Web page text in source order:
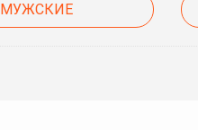
МУЖСКИЕ